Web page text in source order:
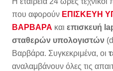
που αφορούν ΕΠΙΣΚΕΥΗ
ΒΑΡΒΑΡΑ και επισκευή
σταθερών υπολογιστών
Βαρβάρα. Συγκεκριμένα, οι
αναλαμβάνουν όλες τις